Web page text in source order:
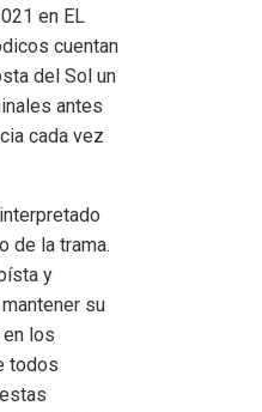
en EL
cuentan
del Sol un
antes
cada vez
de la trama.
y
su
los
todos